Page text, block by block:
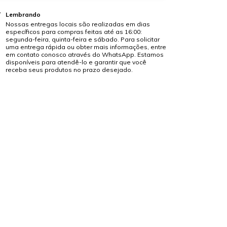
Lembrando
Nossas entregas locais são realizadas em dias
específicos para compras feitas até as 16:00:
segunda-feira, quinta-feira e sábado. Para solicitar
uma entrega rápida ou obter mais informações, entre
em contato conosco através do WhatsApp. Estamos
disponíveis para atendê-lo e garantir que você
receba seus produtos no prazo desejado.